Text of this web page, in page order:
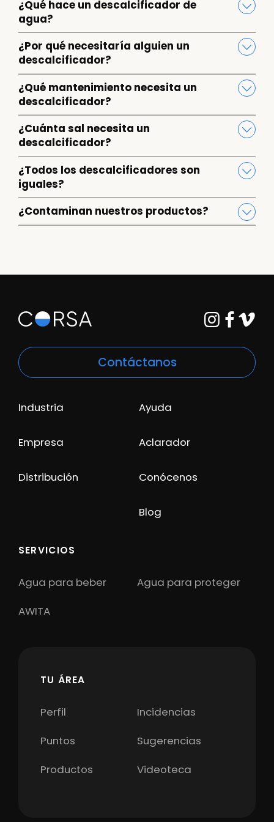
¿Qué hace un descalcificador de
agua?
¿Por qué necesitaría alguien un
descalcificador?
¿Qué mantenimiento necesita un
descalcificador?
¿Cuánta sal necesita un
descalcificador?
¿Todos los descalcificadores son
iguales?
¿Contaminan nuestros productos?
Contáctanos
Industria
Empresa
Distribución
Ayuda
Aclarador
Conócenos
Blog
SERVICIOS
Agua para beber
Agua para proteger
AWITA
TU ÁREA
Perfil
Incidencias
Puntos
Sugerencias
Productos
Videoteca